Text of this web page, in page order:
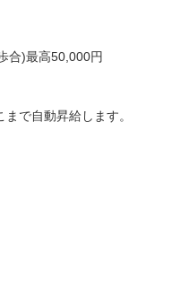
すさ抜群の環境！
・熊本・那覇】
お問い合わせください。
すので、
たします。
合)最高50,000円
で自動昇給します。